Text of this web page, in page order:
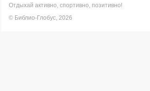
Отдыхай активно, спортивно, позитивно!
© Библио-Глобус, 2026